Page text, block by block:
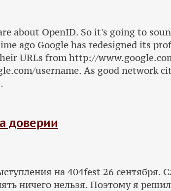
about OpenID. So it's going to
ago Google has redesigned its
URLs from http://
username. As good network
доверии
на 404fest 26 сентября.
ничего нельзя. Поэтому я решил